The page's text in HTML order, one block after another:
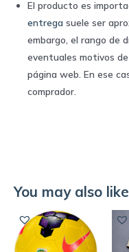
El producto es
entrega suele ser
embargo, el rango de
eventuales motivos
página web. En ese
comprador.
You may also